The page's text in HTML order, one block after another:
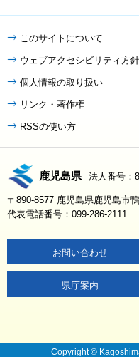
このサイトについて
ウェブアクセシビリティ方針
個人情報の取り扱い
リンク・著作権
RSSの使い方
鹿児島県 法人番号：
〒890-8577 鹿児島県鹿児島市
代表電話番号：099-286-2111
お問い合わせ
県庁案内
Copyright ©